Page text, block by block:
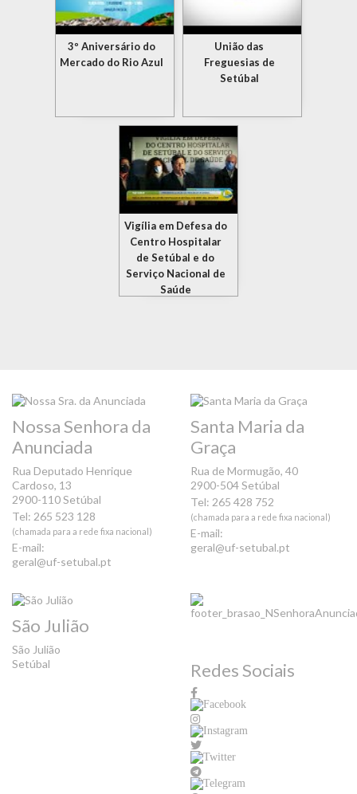
3º Aniversário do
Mercado do Rio Azul
União das
Freguesias de
Setúbal
Vigília em Defesa do
Centro Hospitalar
de Setúbal e do
Serviço Nacional de
Saúde
Nossa Senhora da
Anunciada
Rua Deputado Henrique
Cardoso, 13
2900-110 Setúbal
Tel: 265 523 128
(chamada para a rede fixa nacional)
E-mail:
geral@uf-setubal.pt
Santa Maria da
Graça
Rua de Mormugão, 40
2900-504 Setúbal
Tel: 265 428 752
(chamada para a rede fixa nacional)
E-mail:
geral@uf-setubal.pt
São Julião
São Julião
Setúbal
Redes Sociais